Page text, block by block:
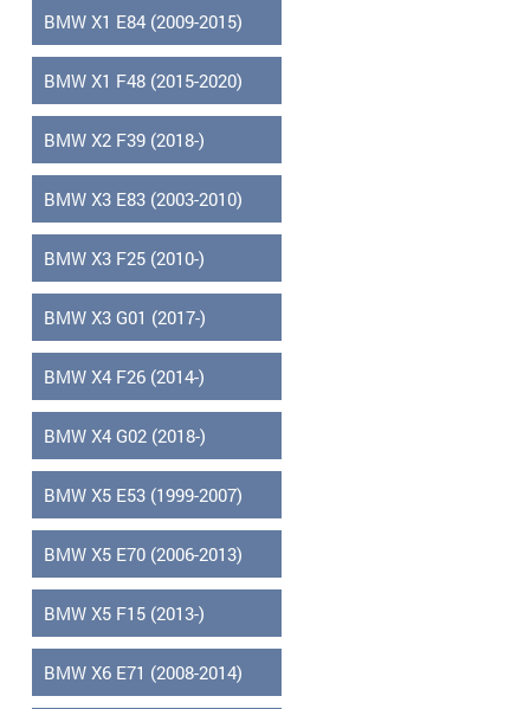
BMW X1 E84 (2009-2015)
BMW X1 F48 (2015-2020)
BMW X2 F39 (2018-)
BMW X3 E83 (2003-2010)
BMW X3 F25 (2010-)
BMW X3 G01 (2017-)
BMW X4 F26 (2014-)
BMW X4 G02 (2018-)
BMW X5 E53 (1999-2007)
BMW X5 E70 (2006-2013)
BMW X5 F15 (2013-)
BMW X6 E71 (2008-2014)